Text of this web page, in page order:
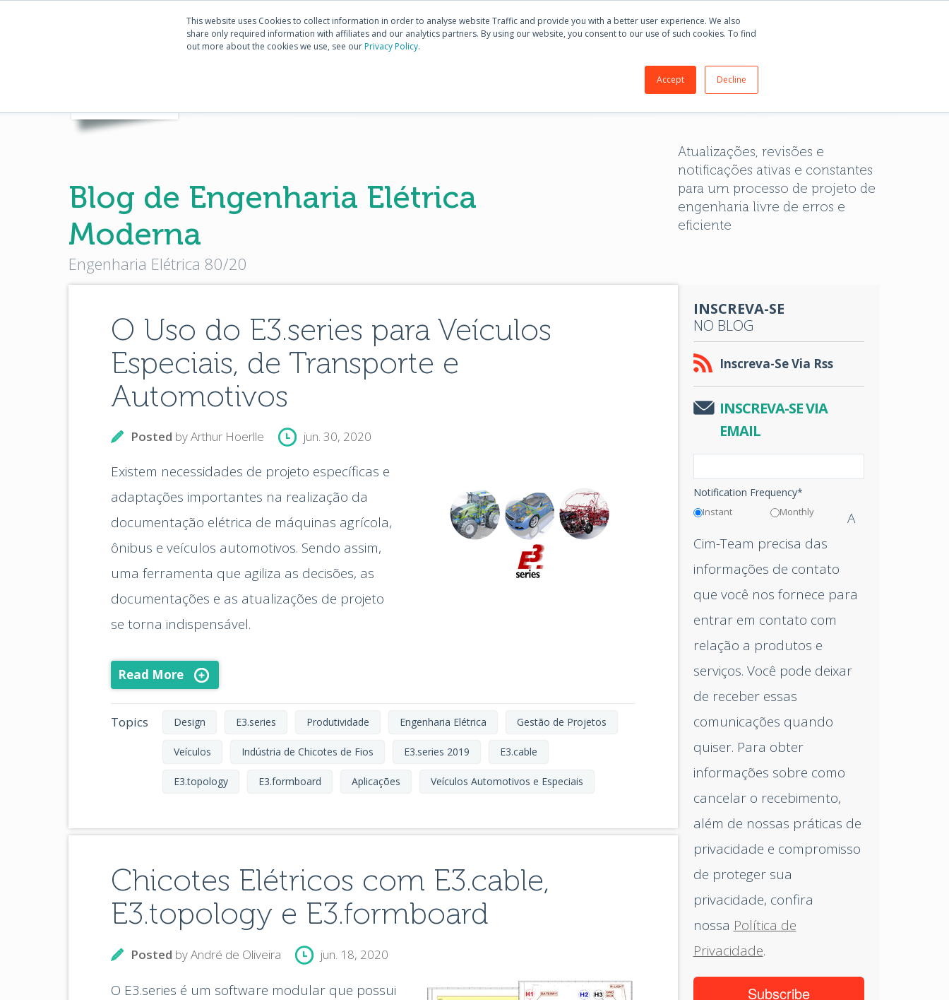
This website uses Cookies to collect information in order to analyse website Traffic and provide you with a better user experience. We also
share only required information with affiliates and our analytics partners. By using our website, you consent to our use of such cookies. To find
out more about the cookies we use, see ourPrivacy Policy.
Accept Decline
Comunidade Conhecer E3.series Comprar E3.series
SUPORTE BLOG SOBRE
Blog de Engenharia Elétrica
Moderna
Engenharia Elétrica 80/20
Atualizações, revisões e
notificações ativas e constantes
para um processo de projeto de
engenharia livre de erros e
eficiente
O Uso do E3.series para Veículos
Especiais, de Transporte e
Automotivos
Posted byArthur Hoerlle jun. 30, 2020
Existem necessidades de projeto específicas e
adaptações importantes na realização da
documentação elétrica de máquinas agrícola,
ônibus e veículos automotivos. Sendo assim,
uma ferramenta que agiliza as decisões, as
documentações e as atualizações de projeto
se torna indispensável.
Read More
Topics Design E3.series Produtividade Engenharia Elétrica Gestão de Projetos
Veículos Indústria de Chicotes de Fios E3.series 2019 E3.cable
E3.topology E3.formboard Aplicações Veículos Automotivos e Especiais
Chicotes Elétricos com E3.cable,
E3.topology e E3.formboard
Posted byAndré de Oliveira jun. 18, 2020
O E3.series é um software modular que possui
INSCREVA-SE
NO BLOG
Inscreva-Se Via Rss
INSCREVA-SE VIA
EMAIL
Notification Frequency*
Instant Monthly
A
Cim-Team precisa das
informações de contato
que você nos fornece para
entrar em contato com
relação a produtos e
serviços. Você pode deixar
de receber essas
comunicações quando
quiser. Para obter
informações sobre como
cancelar o recebimento,
além de nossas práticas de
privacidade e compromisso
de proteger sua
privacidade, confira
nossa Política de
Privacidade.